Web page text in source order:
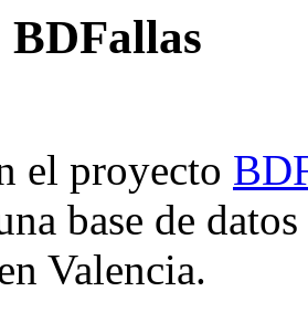
BDFallas
el proyecto
base de
Valencia.